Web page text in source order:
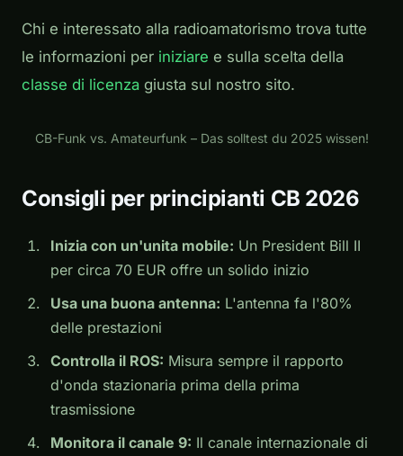
Chi e interessato alla radioamatorismo trova tutte
le informazioni per iniziare e sulla scelta della
classe di licenza giusta sul nostro sito.
CB-Funk vs. Amateurfunk – Das solltest du 2025 wissen!
Consigli per principianti CB 2026
Inizia con un'unita mobile: Un President Bill II
per circa 70 EUR offre un solido inizio
Usa una buona antenna: L'antenna fa l'80%
delle prestazioni
Controlla il ROS: Misura sempre il rapporto
d'onda stazionaria prima della prima
trasmissione
Monitora il canale 9: Il canale internazionale di